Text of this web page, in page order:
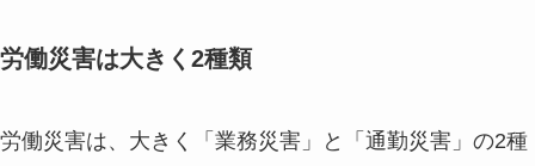
労働災害は大きく2種類
労働災害は、大きく「業務災害」と「通勤災害」の2種